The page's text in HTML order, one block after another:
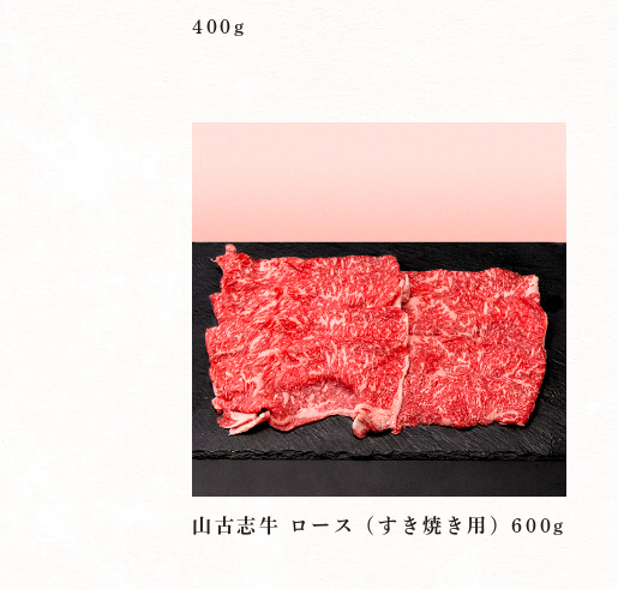
採用情報
お問い合わせ
400g
山古志牛 ロース（すき焼き用）600g